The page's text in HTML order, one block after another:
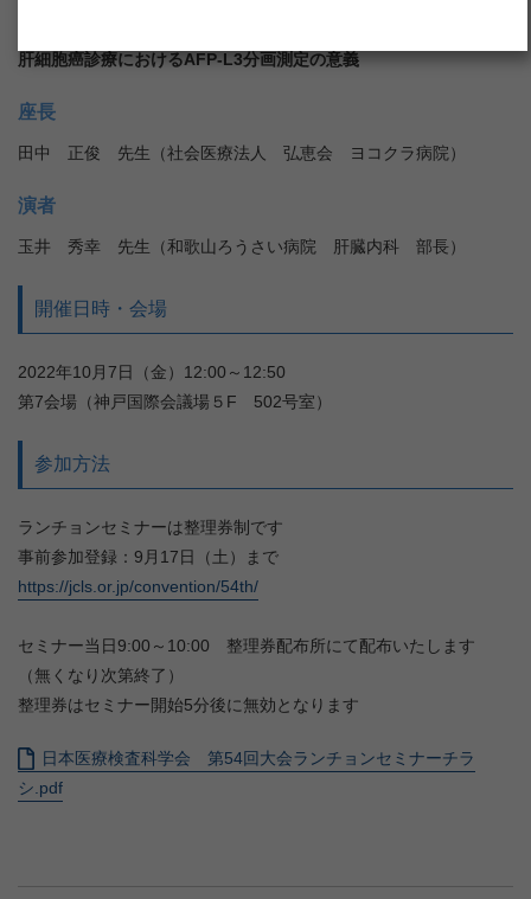
肝細胞癌診療におけるAFP-L3分画測定の意義
座長
田中 正俊 先生（社会医療法人 弘恵会 ヨコクラ病院）
演者
玉井 秀幸 先生（和歌山ろうさい病院 肝臓内科 部長）
開催日時・会場
2022年10月7日（金）12:00～12:50
第7会場（神戸国際会議場５F 502号室）
参加方法
ランチョンセミナーは整理券制です
事前参加登録：9月17日（土）まで
https://jcls.or.jp/convention/54th/
セミナー当日9:00～10:00 整理券配布所にて配布いたします
（無くなり次第終了）
整理券はセミナー開始5分後に無効となります
日本医療検査科学会 第54回大会ランチョンセミナーチラ
シ.pdf